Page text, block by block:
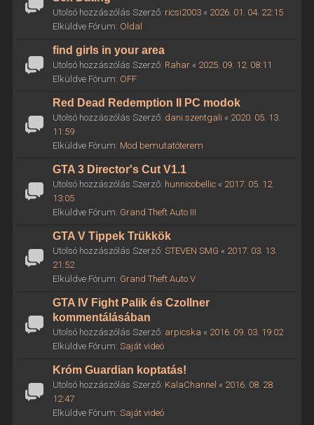
Utolsó hozzászólás Szerző: ricsi2003« 2026. 01. 04. 22:15
Elküldve Fórum: Oldal
find girls in your area
Utolsó hozzászólás Szerző: Rahar« 2025. 09. 12. 08:11
Elküldve Fórum: OFF
Red Dead Redemption II PC modok
Utolsó hozzászólás Szerző: dani.szentgali « 2020. 05. 13.
11:59
Elküldve Fórum: Mod bemutatóterem
GTA 3 Director's Cut V1.1
Utolsó hozzászólás Szerző: hunnicobellic« 2017. 05. 12.
13:05
Elküldve Fórum: Grand Theft Auto III
GTA V Tippek Trükkök
Utolsó hozzászólás Szerző: STEVEN SMG « 2017. 03. 13.
21:52
Elküldve Fórum: Grand Theft Auto V
GTA IV Fight Palik és Czollner
kommentálásában
Utolsó hozzászólás Szerző: arpicska « 2016. 09. 03. 19:02
Elküldve Fórum: Saját videó
Króm Guardian koptatás!
Utolsó hozzászólás Szerző: KalaChannel « 2016. 08. 28.
12:47
Elküldve Fórum: Saját videó